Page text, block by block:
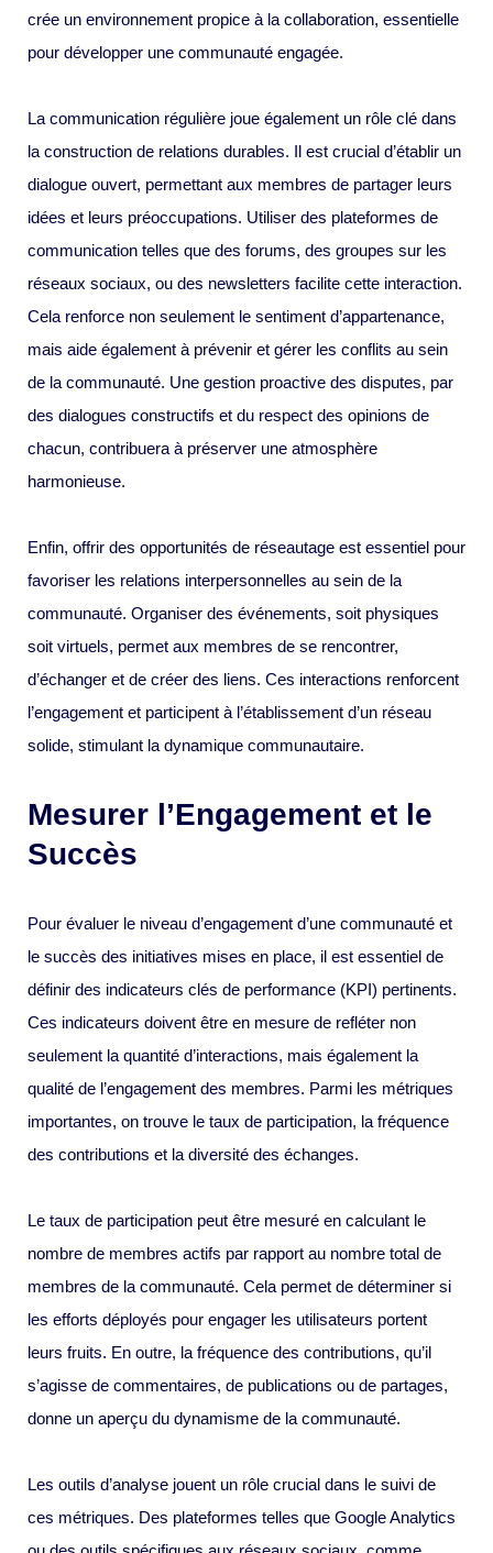
crée un environnement propice à la collaboration, essentielle
pour développer une communauté engagée.
La communication régulière joue également un rôle clé dans
la construction de relations durables. Il est crucial d’établir un
dialogue ouvert, permettant aux membres de partager leurs
idées et leurs préoccupations. Utiliser des plateformes de
communication telles que des forums, des groupes sur les
réseaux sociaux, ou des newsletters facilite cette interaction.
Cela renforce non seulement le sentiment d’appartenance,
mais aide également à prévenir et gérer les conflits au sein
de la communauté. Une gestion proactive des disputes, par
des dialogues constructifs et du respect des opinions de
chacun, contribuera à préserver une atmosphère
harmonieuse.
Enfin, offrir des opportunités de réseautage est essentiel pour
favoriser les relations interpersonnelles au sein de la
communauté. Organiser des événements, soit physiques
soit virtuels, permet aux membres de se rencontrer,
d’échanger et de créer des liens. Ces interactions renforcent
l’engagement et participent à l’établissement d’un réseau
solide, stimulant la dynamique communautaire.
Mesurer l’Engagement et le
Succès
Pour évaluer le niveau d’engagement d’une communauté et
le succès des initiatives mises en place, il est essentiel de
définir des indicateurs clés de performance (KPI) pertinents.
Ces indicateurs doivent être en mesure de refléter non
seulement la quantité d’interactions, mais également la
qualité de l’engagement des membres. Parmi les métriques
importantes, on trouve le taux de participation, la fréquence
des contributions et la diversité des échanges.
Le taux de participation peut être mesuré en calculant le
nombre de membres actifs par rapport au nombre total de
membres de la communauté. Cela permet de déterminer si
les efforts déployés pour engager les utilisateurs portent
leurs fruits. En outre, la fréquence des contributions, qu’il
s’agisse de commentaires, de publications ou de partages,
donne un aperçu du dynamisme de la communauté.
Les outils d’analyse jouent un rôle crucial dans le suivi de
ces métriques. Des plateformes telles que Google Analytics